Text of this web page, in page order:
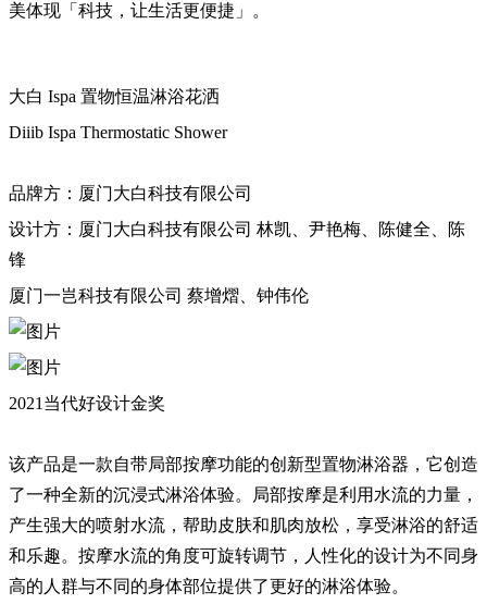
美体现「科技，让生活更便捷」。
大白 Ispa 置物恒温淋浴花洒
Diiib Ispa Thermostatic Shower
品牌方：厦门大白科技有限公司
设计方：厦门大白科技有限公司 林凯、尹艳梅、陈健全、陈
锋
厦门一岂科技有限公司 蔡增熠、钟伟伦
2021当代好设计金奖
该产品是一款自带局部按摩功能的创新型置物淋浴器，它创造
了一种全新的沉浸式淋浴体验。局部按摩是利用水流的力量，
产生强大的喷射水流，帮助皮肤和肌肉放松，享受淋浴的舒适
和乐趣。按摩水流的角度可旋转调节，人性化的设计为不同身
高的人群与不同的身体部位提供了更好的淋浴体验。